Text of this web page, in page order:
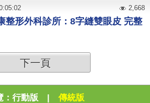
整形外科診所：8字縫雙眼皮 完整
2,668
下一頁
行動版 | 傳統版